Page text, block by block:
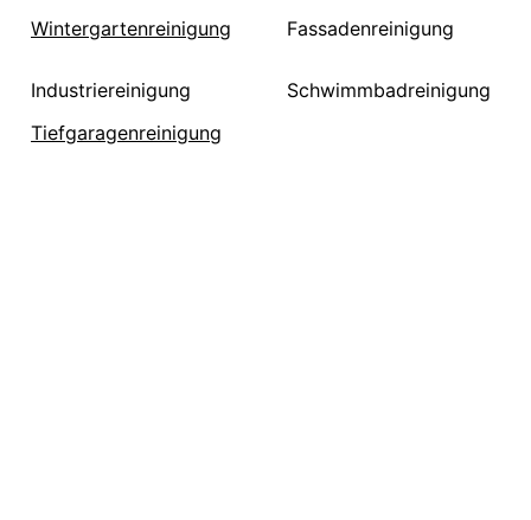
Wintergartenreinigung
Fassadenreinigung
Industriereinigung
Schwimmbadreinigung
Tiefgaragenreinigung